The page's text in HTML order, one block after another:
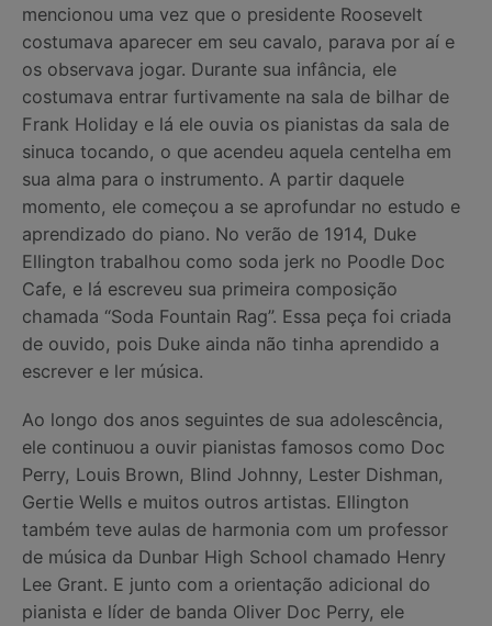
mencionou uma vez que o presidente Roosevelt
costumava aparecer em seu cavalo, parava por aí e
os observava jogar. Durante sua infância, ele
costumava entrar furtivamente na sala de bilhar de
Frank Holiday e lá ele ouvia os pianistas da sala de
sinuca tocando, o que acendeu aquela centelha em
sua alma para o instrumento. A partir daquele
momento, ele começou a se aprofundar no estudo e
aprendizado do piano. No verão de 1914, Duke
Ellington trabalhou como soda jerk no Poodle Doc
Cafe, e lá escreveu sua primeira composição
chamada “Soda Fountain Rag”. Essa peça foi criada
de ouvido, pois Duke ainda não tinha aprendido a
escrever e ler música.
Ao longo dos anos seguintes de sua adolescência,
ele continuou a ouvir pianistas famosos como Doc
Perry, Louis Brown, Blind Johnny, Lester Dishman,
Gertie Wells e muitos outros artistas. Ellington
também teve aulas de harmonia com um professor
de música da Dunbar High School chamado Henry
Lee Grant. E junto com a orientação adicional do
pianista e líder de banda Oliver Doc Perry, ele